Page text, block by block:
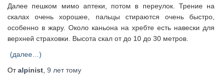
Далее пешком мимо аптеки, потом в переулок. Трение на
скалах очень хорошее, пальцы стираются очень быстро,
особенно в жару. Около каньона на хребте есть навески для
верхней страховки. Высота скал от до 10 до 30 метров.
(далее…)
Отalpinist, 9 леттому